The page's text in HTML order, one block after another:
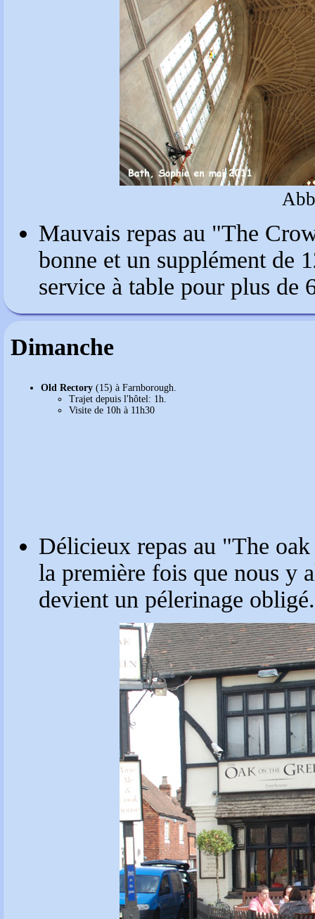
Mauvais repas au "The
bonne et un supplément de
service à table pour plus de
Dimanche
Old Rectory (15) à Farnborough.
Trajet depuis l'hôtel: 1h.
Visite de 10h à 11h30
Délicieux repas au "The
la première fois que nous y
devient un pélerinage obligé.